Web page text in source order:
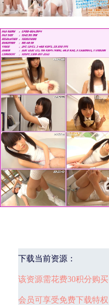
下载当前资源：
该资源需花费30积分购买
会员可享受免费下载特权